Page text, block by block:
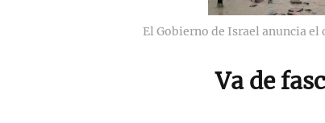
El Gobierno de Israel anuncia
Va de